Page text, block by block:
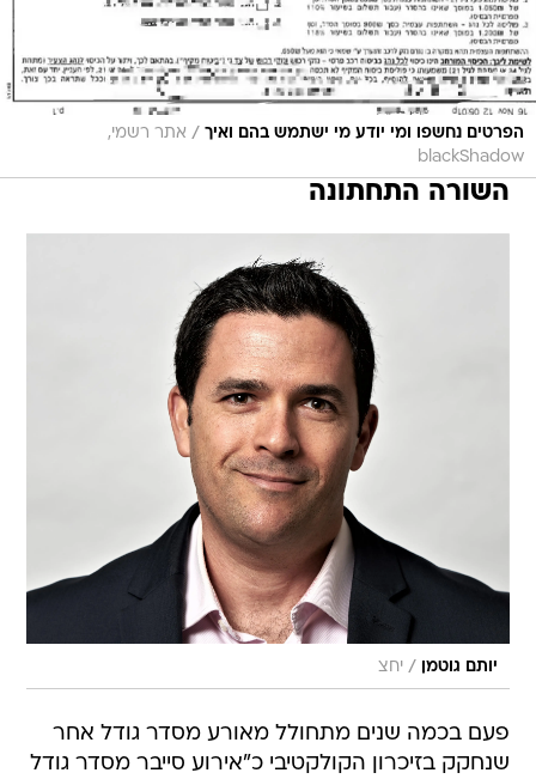
הפרטים נחשפו ומי יודע מי ישתמש בהם ואיך / אתר רשמי,
blackShadow
השורה התחתונה
יותם גוטמן / יחצ
פעם בכמה שנים מתחולל מאורע מסדר גודל אחר
שנחקק בזיכרון הקולקטיבי כ"אירוע סייבר מסדר גודל